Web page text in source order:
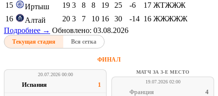
15
Иртыш 19 3 8 8 19 25 -6 17 ЖТЖЖЖ
16
Алтай 20 3 7 10 16 30 -14 16 ЖЖЖЖЖ
Подробнее → Обновлено: 03.08.2026
Текущая стадия Вся сетка
ФИНАЛ
20.07.2026 00:00
Испания 1
МАТЧ ЗА 3-Е МЕСТО
19.07.2026 02:00
Франция 4